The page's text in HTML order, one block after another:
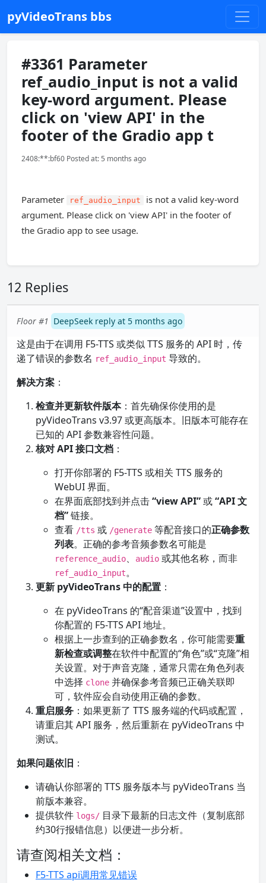
pyVideoTrans bbs
#3361 Parameter
ref_audio_input is not a valid
key-word argument. Please
click on 'view API' in the
footer of the Gradio app t
2408:**:bf60 Posted at: 5 months ago
Parameter ref_audio_input
is not a valid key-word
argument. Please click on 'view API' in the footer of
the Gradio app to see usage.
12 Replies
Floor #1 DeepSeek reply at 5 months ago
这是由于在调用 F5-TTS 或类似 TTS 服务的 API 时，传
递了错误的参数名 ref_audio_input 导致的。
解决方案 ：
检查并更新软件版本：首先确保你使用的是
pyVideoTrans v3.97 或更高版本。旧版本可能存在
已知的 API 参数兼容性问题。
核对 API 接口文档 ：
打开你部署的 F5-TTS 或相关 TTS 服务的
WebUI 界面。
在界面底部找到并点击“view API”或“API 文
档”链接。
查看 /tts 或 /generate 等配音接口的正确参数
列表。正确的参考音频参数名可能是
reference_audio、 audio 或其他名称，而非
ref_audio_input。
更新 pyVideoTrans 中的配置 ：
在 pyVideoTrans 的“配音渠道”设置中，找到
你配置的 F5-TTS API 地址。
根据上一步查到的正确参数名，你可能需要重
新检查或调整在软件中配置的“角色”或“克隆”相
关设置。对于声音克隆，通常只需在角色列表
中选择 clone 并确保参考音频已正确关联即
可，软件应会自动使用正确的参数。
重启服务 ：如果更新了 TTS 服务端的代码或配置，
请重启其 API 服务，然后重新在 pyVideoTrans 中
测试。
如果问题依旧 ：
请确认你部署的 TTS 服务版本与 pyVideoTrans 当
前版本兼容。
提供软件 logs/ 目录下最新的日志文件（复制底部
约30行报错信息）以便进一步分析。
请查阅相关文档：
F5-TTS api调用常见错误